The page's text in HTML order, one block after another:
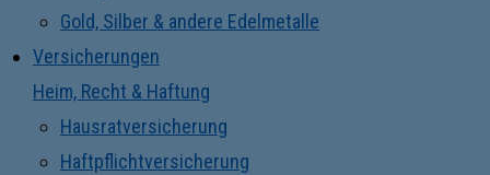
Gold, Silber & andere Edelmetalle
Versicherungen
Heim, Recht & Haftung
Hausratversicherung
Haftpflichtversicherung